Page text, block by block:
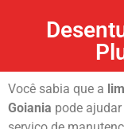
Você sabia que a
Goiania pode